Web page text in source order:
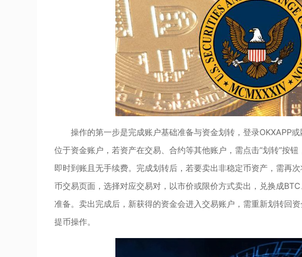
操作的第一步是完成账户基础准备与资金划转，登录OKXAPP
位于资金账户，若资产在交易、合约等其他账户，需点击“划转”按
即时到账且无手续费。完成划转后，若要卖出非稳定币资产，需再
币交易页面，选择对应交易对，以市价或限价方式卖出，兑换成
准备。卖出完成后，新获得的资金会进入交易账户，需重新划转回
提币操作。